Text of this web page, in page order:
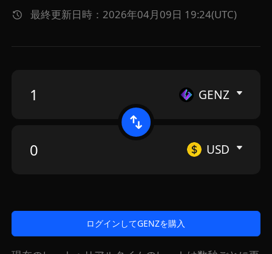
最終更新日時：2026年04月09日 19:24(UTC)
GENZ
USD
ログインしてGENZを購入